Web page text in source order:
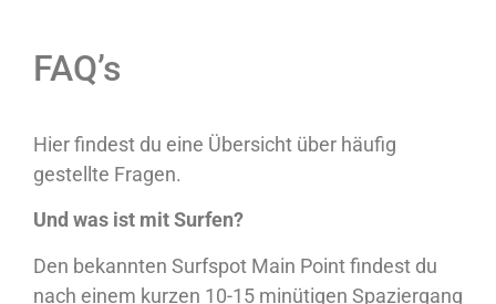
FAQ’s
Hier findest du eine Übersicht über häufig
gestellte Fragen.
Und was ist mit Surfen?
Den bekannten Surfspot Main Point findest du
nach einem kurzen 10-15 minütigen Spaziergang